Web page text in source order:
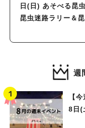
日(日) あそべる昆
昆虫迷路ラリー＆
週
【
8日(